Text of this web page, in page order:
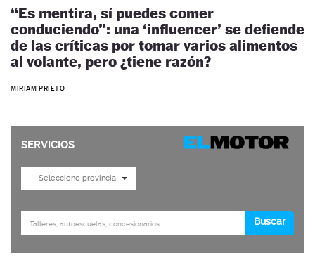
“Es mentira, sí puedes comer
conduciendo”: una ‘influencer’ se defiende
de las críticas por tomar varios alimentos
al volante, pero ¿tiene razón?
MIRIAM PRIETO